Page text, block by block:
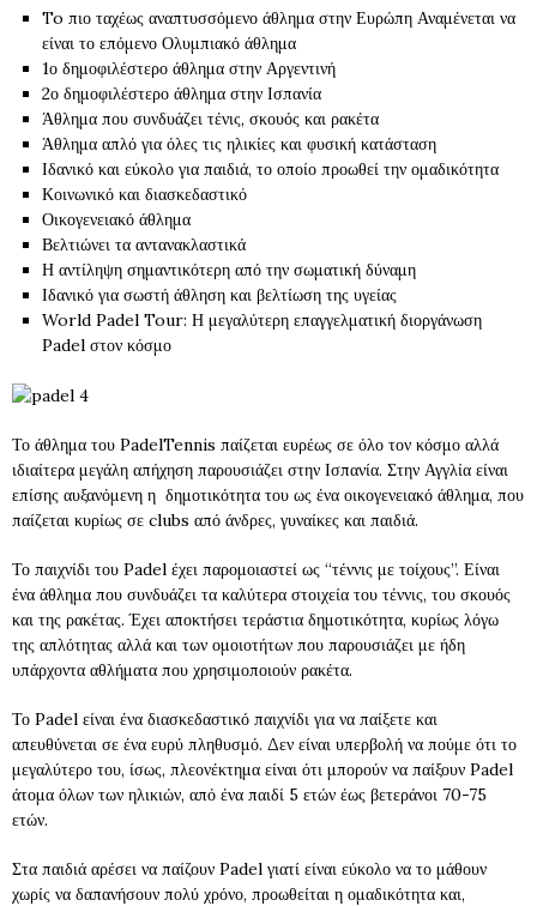
To πιο ταχέως αναπτυσσόμενο άθλημα στην Ευρώπη Αναμένεται να
είναι το επόμενο Ολυμπιακό άθλημα
1ο δημοφιλέστερο άθλημα στην Αργεντινή
2ο δημοφιλέστερο άθλημα στην Ισπανία
Άθλημα που συνδυάζει τένις, σκουός και ρακέτα
Άθλημα απλό για όλες τις ηλικίες και φυσική κατάσταση
Ιδανικό και εύκολο για παιδιά, το οποίο προωθεί την ομαδικότητα
Κοινωνικό και διασκεδαστικό
Οικογενειακό άθλημα
Βελτιώνει τα αντανακλαστικά
Η αντίληψη σημαντικότερη από την σωματική δύναμη
Ιδανικό για σωστή άθληση και βελτίωση της υγείας
World Padel Tour: Η μεγαλύτερη επαγγελματική διοργάνωση
Padel στον κόσμο
Το άθλημα του PadelTennis παίζεται ευρέως σε όλο τον κόσμο αλλά
ιδιαίτερα μεγάλη απήχηση παρουσιάζει στην Ισπανία. Στην Αγγλία είναι
επίσης αυξανόμενη η δημοτικότητα του ως ένα οικογενειακό άθλημα, που
παίζεται κυρίως σε clubs από άνδρες, γυναίκες και παιδιά.
Το παιχνίδι του Padel έχει παρομοιαστεί ως “τέννις με τοίχους”. Είναι
ένα άθλημα που συνδυάζει τα καλύτερα στοιχεία του τέννις, του σκουός
και της ρακέτας. Έχει αποκτήσει τεράστια δημοτικότητα, κυρίως λόγω
της απλότητας αλλά και των ομοιοτήτων που παρουσιάζει με ήδη
υπάρχοντα αθλήματα που χρησιμοποιούν ρακέτα.
Το Padel είναι ένα διασκεδαστικό παιχνίδι για να παίξετε και
απευθύνεται σε ένα ευρύ πληθυσμό. Δεν είναι υπερβολή να πούμε ότι το
μεγαλύτερο του, ίσως, πλεονέκτημα είναι ότι μπορούν να παίξουν Padel
άτομα όλων των ηλικιών, από ένα παιδί 5 ετών έως βετεράνοι 70-75
ετών.
Στα παιδιά αρέσει να παίζουν Padel γιατί είναι εύκολο να το μάθουν
χωρίς να δαπανήσουν πολύ χρόνο, προωθείται η ομαδικότητα και,